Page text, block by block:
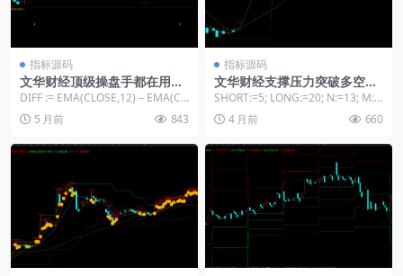
指标源码
文华财经顶级操盘手都在用的
MACD+均线擒牛指标
DIFF := EMA(CLOSE,12) – EMA(CL
OSE,...
5 月前 843
指标源码
文华财经支撑压力突破多空指
标公式
SHORT:=5; LONG:=20; N:=13; M:=
5; //精准波段高...
4 月前 660